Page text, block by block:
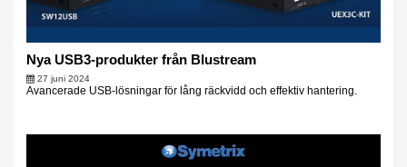
Nya USB3-produkter från Blustream
27 juni 2024
Avancerade USB-lösningar för lång räckvidd och effektiv hantering.